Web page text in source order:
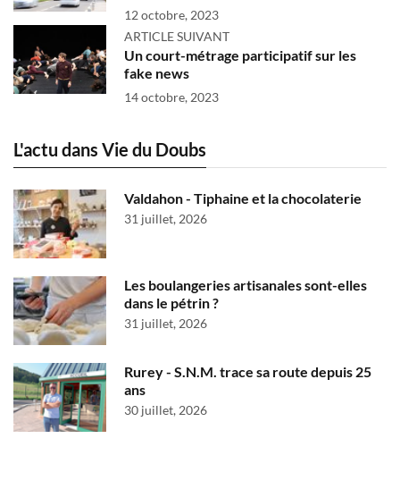
12 octobre, 2023
ARTICLE SUIVANT
Un court-métrage participatif sur les
fake news
14 octobre, 2023
L'actu dans Vie du Doubs
Valdahon - Tiphaine et la chocolaterie
31 juillet, 2026
Les boulangeries artisanales sont-elles
dans le pétrin ?
31 juillet, 2026
Rurey - S.N.M. trace sa route depuis 25
ans
30 juillet, 2026